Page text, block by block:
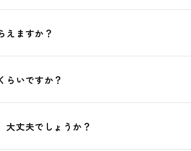
えますか？
らいですか？
大丈夫でしょうか？